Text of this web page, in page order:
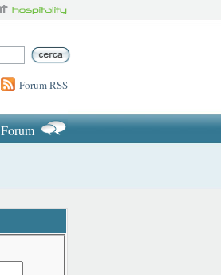
Forum RSS
Forum